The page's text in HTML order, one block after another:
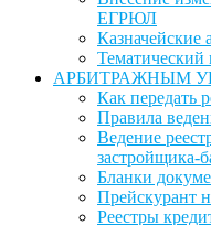
ЕГРЮЛ
Казначейские
Тематический
АРБИТРАЖНЫМ
Как передать
Правила
Ведение
застройщика-
Бланки
Прейскурант
Реестры